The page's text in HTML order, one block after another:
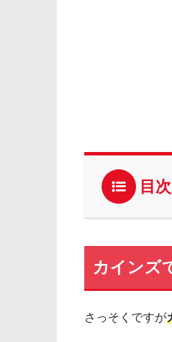
目次
カインズ
さっそくですが